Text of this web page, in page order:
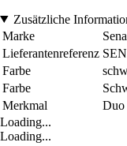
Zusätzliche
Marke
Sena
Lieferantenreferenz
Farbe
Farbe
Merkmal
Duo
Loading...
Loading...